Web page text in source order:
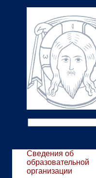
Сведения об
образовательной
организации